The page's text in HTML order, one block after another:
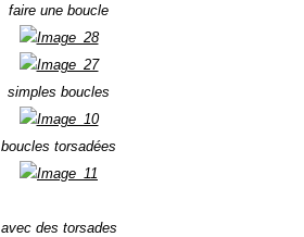
faire une boucle
simples boucles
boucles torsadées
avec des torsades